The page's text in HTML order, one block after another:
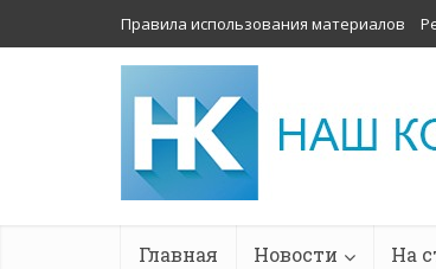
Правила использования материалов
Главная Новости На